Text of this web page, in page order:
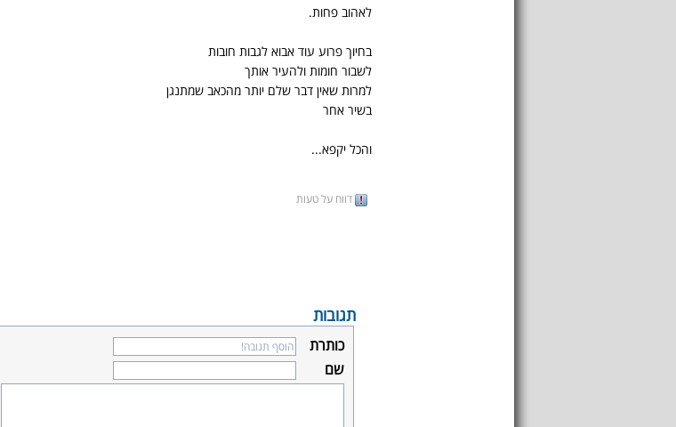
לאהוב פחות.
בחיוך פרוע עוד אבוא לגבות חובות
לשבור חומות ולהעיר אותך
למרות שאין דבר שלם יותר מהכאב שמתנגן
בשיר אחר
והכל יקפא...
דווח על טעות
תגובות
כותרת
שם